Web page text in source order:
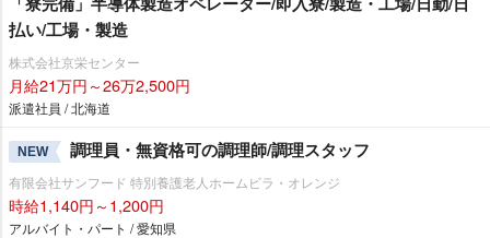
払い/工場・製造
株式会社京栄センター
月給21万円～26万2,500円
派遣社員 / 北海道
NEW 調理員・無資格可の調理師/調理スタッフ
有限会社サンフード 特別養護老人ホームビラ・オレンジ
時給1,140円～1,200円
アルバイト・パート / 愛知県